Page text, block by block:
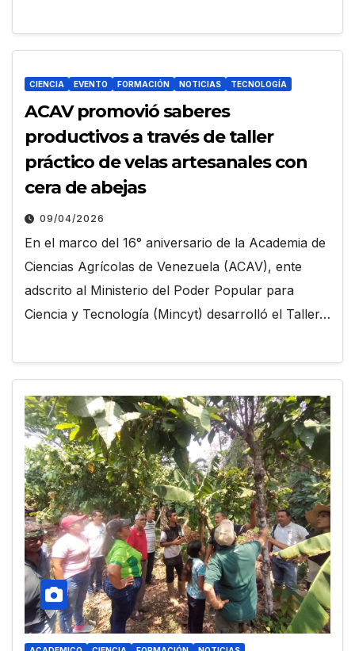
CIENCIA EVENTO FORMACIÓN NOTICIAS TECNOLOGÍA
ACAV promovió saberes
productivos a través de taller
práctico de velas artesanales con
cera de abejas
09/04/2026
En el marco del 16° aniversario de la Academia de
Ciencias Agrícolas de Venezuela (ACAV), ente
adscrito al Ministerio del Poder Popular para
Ciencia y Tecnología (Mincyt) desarrolló el Taller…